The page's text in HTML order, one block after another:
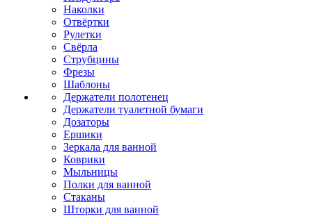
Наколки
Отвёртки
Рулетки
Свёрла
Струбцины
Фрезы
Шаблоны
Держатели полотенец
Держатели туалетной бумаги
Дозаторы
Ершики
Зеркала для ванной
Коврики
Мыльницы
Полки для ванной
Стаканы
Шторки для ванной